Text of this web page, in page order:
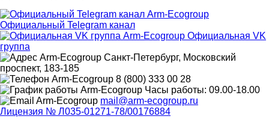
Официальный Telegram канал
Официальная VK
группа
Санкт-Петербург, Московский
проспект, 183-185
8 (800) 333 00 28
Часы работы: 09.00-18.00
mail@arm-ecogroup.ru
Лицензия № Л035-01271-78/00176884